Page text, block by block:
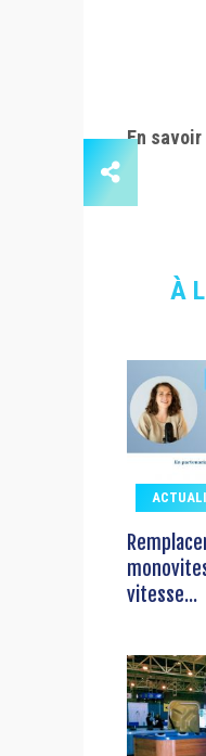
En
À
vitesse...